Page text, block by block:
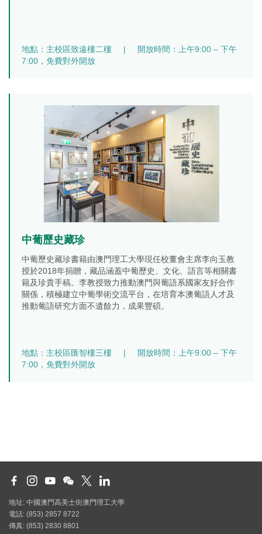
地點：主校區致遠樓二樓 |
開放時間：上午9:00 – 下午
7:00，免費對外開放
中葡歷史藏珍
中葡歷史藏珍書籍由澳門理工大學現任校董會主席李向玉教
授於2018年捐贈，藏品涵蓋中葡歷史、文化、語言等相關書
籍及珍貴手稿。李教授致力推動澳門與葡語系國家友好合作
關係，積極建立中葡學術交流平台，在培育本澳葡語人才及
推動葡語研究方面不遺餘力，成果豐碩。
地點：主校區匯智樓三樓 | 開放時間：上午9:00 – 下午
7:00，免費對外開放
地址: 中國澳門高美士街澳門理工大學
電話: (853) 2857 8722
傳真: (853) 2830 8801